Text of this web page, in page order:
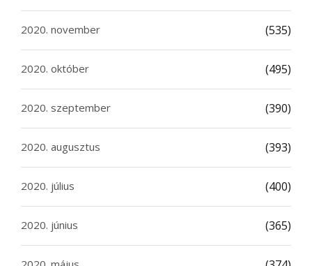
2020. november (535)
2020. október (495)
2020. szeptember (390)
2020. augusztus (393)
2020. július (400)
2020. június (365)